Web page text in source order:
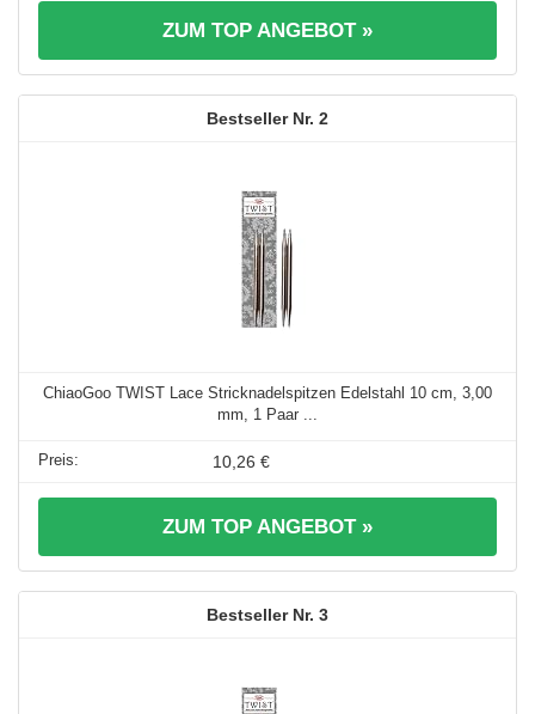
ZUM TOP ANGEBOT »
2
ChiaoGoo TWIST Lace Stricknadelspitzen Edelstahl 10 cm, 3,00
mm, 1 Paar ...
10,26 €
ZUM TOP ANGEBOT »
3